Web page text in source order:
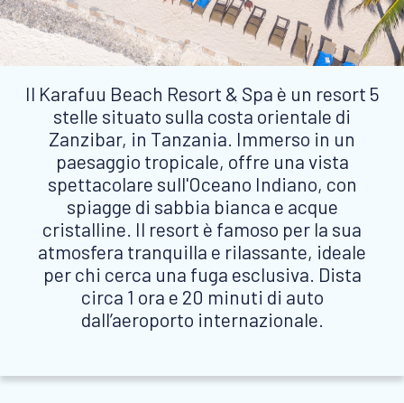
Il Karafuu Beach Resort & Spa è un resort 5
stelle situato sulla costa orientale di
Zanzibar, in Tanzania. Immerso in un
paesaggio tropicale, offre una vista
spettacolare sull'Oceano Indiano, con
spiagge di sabbia bianca e acque
cristalline. Il resort è famoso per la sua
atmosfera tranquilla e rilassante, ideale
per chi cerca una fuga esclusiva. Dista
circa 1 ora e 20 minuti di auto
dall’aeroporto internazionale.